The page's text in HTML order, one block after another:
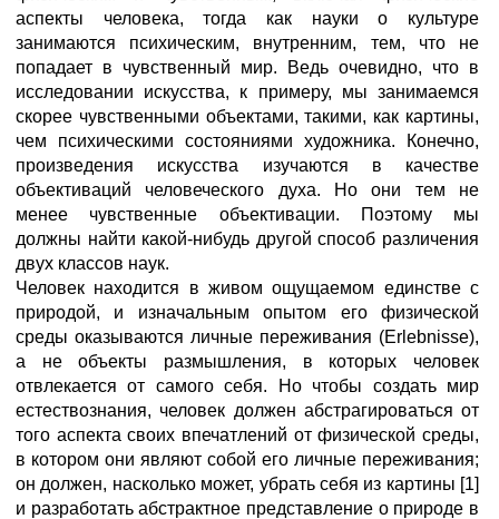
аспекты человека, тогда как науки о культуре
занимаются психическим, внутренним, тем, что не
попадает в чувственный мир. Ведь очевидно, что в
исследовании искусства, к примеру, мы занимаемся
скорее чувственными объектами, такими, как картины,
чем психическими состояниями художника. Конечно,
произведения искусства изучаются в качестве
объективаций человеческого духа. Но они тем не
менее чувственные объективации. Поэтому мы
должны найти какой-нибудь другой способ различения
двух классов наук.
Человек находится в живом ощущаемом единстве с
природой, и изначальным опытом его физической
среды оказываются личные переживания (Erlebnisse),
а не объекты размышления, в которых человек
отвлекается от самого себя. Но чтобы создать мир
естествознания, человек должен абстрагироваться от
того аспекта своих впечатлений от физической среды,
в котором они являют собой его личные переживания;
он должен, насколько может, убрать себя из картины [1]
и разработать абстрактное представление о природе в